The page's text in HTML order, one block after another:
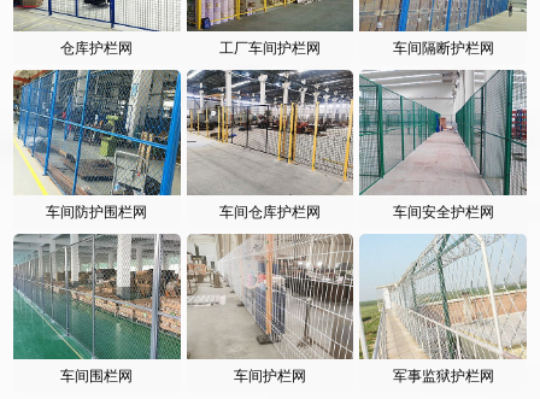
仓库护栏网 工厂车间护栏网 车间隔断护栏网
车间防护围栏网 车间仓库护栏网 车间安全护栏网
车间围栏网 车间护栏网 军事监狱护栏网